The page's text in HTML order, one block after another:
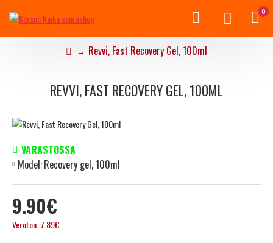
0
Revvi, Fast Recovery Gel, 100ml
REVVI, FAST RECOVERY GEL, 100ML
9.90€
Veroton: 7.89€
VARASTOSSA
Model:Recovery gel, 100ml